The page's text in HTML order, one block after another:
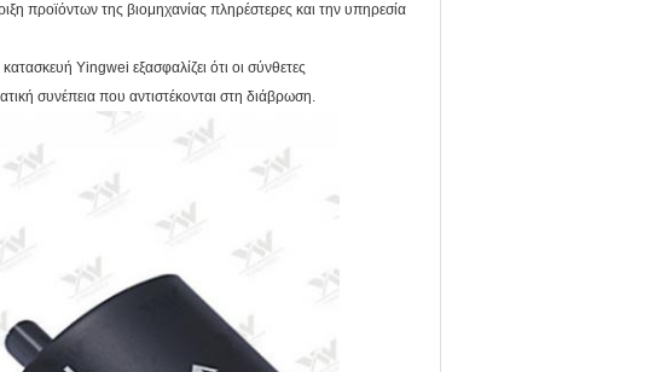
προϊόντων της βιομηχανίας πληρέστερες και την υπηρεσία
Yingwei εξασφαλίζει ότι οι σύνθετες
συνέπεια που αντιστέκονται στη διάβρωση.